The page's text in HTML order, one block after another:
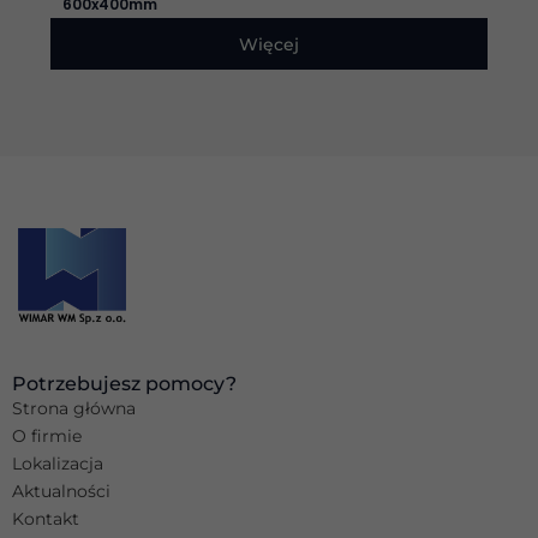
600x400mm
Więcej
Potrzebujesz pomocy?
Strona główna
O firmie
Lokalizacja
Aktualności
Kontakt